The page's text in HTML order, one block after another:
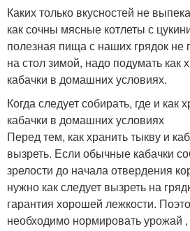
Каких только вкусностей не
как сочны мясные котлеты с
полезная пища с наших грядок не
на стол зимой, надо подумать как
кабачки в домашних условиях.
Когда следует собирать, где и как
кабачки в домашних условиях
Перед тем, как хранить тыкву и
вызреть. Если обычные кабачки
зрелости до начала отвердения
нужно как следует вызреть на
гарантия хорошей лежкости.
необходимо нормировать урожай